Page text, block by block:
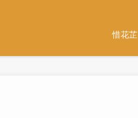
惜花芷